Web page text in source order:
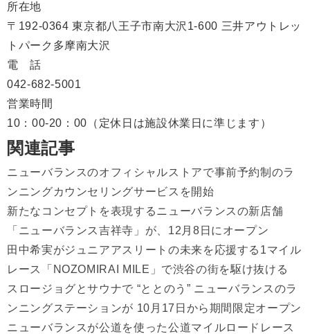
所在地
〒192-0364 東京都八王子市南大沢1-600 三井アウトレッ
トパーク多摩南大沢
電 話
042-682-5001
営業時間
10：00-20：00（定休日は施設休業日に準じます）
関連記事
ニューバランスのオフィシャルストアで事前予約制のラ
ンニングカウンセリングサービスを開始
新たなコンセプトを表現するニューバランスの新店舗
「ニューバランス吉祥寺」が、12月8日にオープン
田中希実がジュニアアスリートの未来を応援する1マイル
レース「NOZOMIRAI MILE」で渋谷の街を駆け抜ける
スロージョグとサウナで “ととのう” ニューバランスのラ
ンニングステーションが 10月17日から期間限定オープン
ニューバランスが公道を使った公道マイルロードレース